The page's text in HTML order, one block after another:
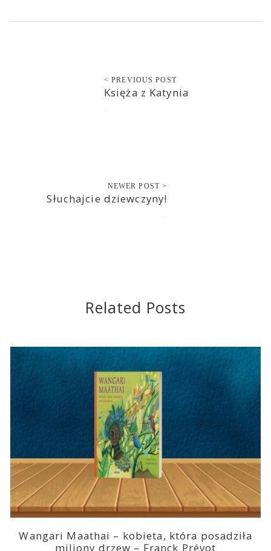
< PREVIOUS POST
Księża z Katynia
NEWER POST >
Słuchajcie dziewczyny!
Related Posts
Wangari Maathai – kobieta, która posadziła
miliony drzew – Franck Prévot